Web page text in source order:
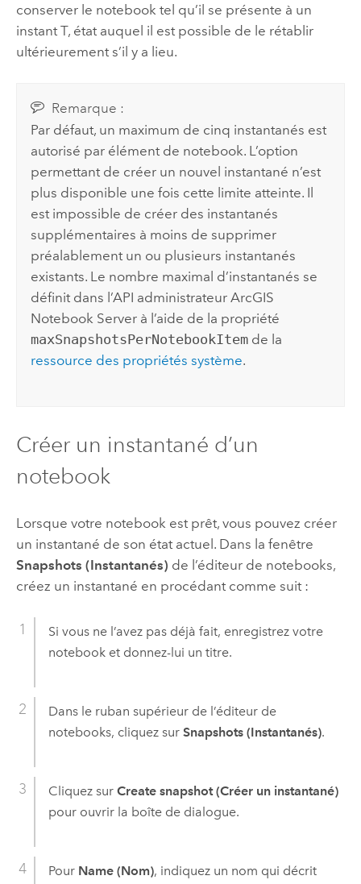
conserver le notebook tel qu’il se présente à un
instant T, état auquel il est possible de le rétablir
ultérieurement s’il y a lieu.
Remarque :
Par défaut, un maximum de cinq instantanés est
autorisé par élément de notebook. L’option
permettant de créer un nouvel instantané n’est
plus disponible une fois cette limite atteinte. Il
est impossible de créer des instantanés
supplémentaires à moins de supprimer
préalablement un ou plusieurs instantanés
existants. Le nombre maximal d’instantanés se
définit dans l’API administrateurArcGIS
Notebook Server à l’aide de la propriété
maxSnapshotsPerNotebookItem de la
ressource des propriétés système.
Créer un instantané d’un
notebook
Lorsque votre notebook est prêt, vous pouvez créer
un instantané de son état actuel. Dans la fenêtre
Snapshots (Instantanés) de l’éditeur de notebooks,
créez un instantané en procédant comme suit :
Si vous ne l’avez pas déjà fait, enregistrez votre
notebook et donnez-lui un titre.
Dans le ruban supérieur de l’éditeur de
notebooks, cliquez sur Snapshots (Instantanés).
Cliquez sur Create snapshot (Créer un instantané)
pour ouvrir la boîte de dialogue.
Pour Name (Nom), indiquez un nom qui décrit